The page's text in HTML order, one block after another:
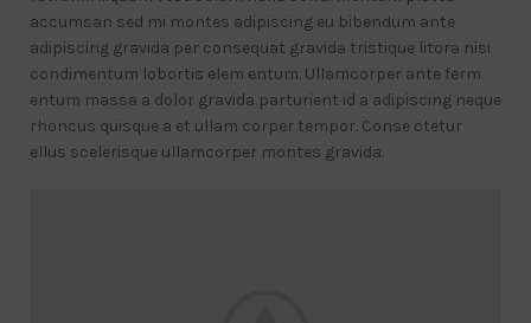
accumsan sed mi montes adipiscing eu bibendum ante
adipiscing gravida per consequat gravida tristique litora nisi
condimentum lobortis elem entum. Ullamcorper ante ferm
entum massa a dolor gravida parturient id a adipiscing neque
rhoncus quisque a et ullam corper tempor. Conse ctetur
ellus scelerisque ullamcorper montes gravida.